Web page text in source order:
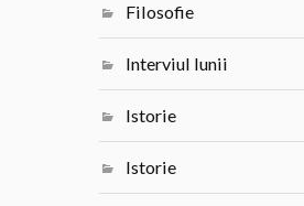
Filosofie
Interviul lunii
Istorie
Istorie